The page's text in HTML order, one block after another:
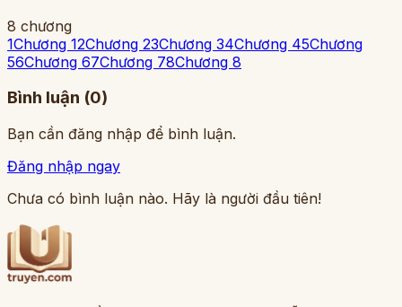
8 chương
1Chương 12Chương 23Chương 34Chương 45Chương
56Chương 67Chương 78Chương 8
Bình luận (0)
Bạn cần đăng nhập để bình luận.
Đăng nhập ngay
Chưa có bình luận nào. Hãy là người đầu tiên!